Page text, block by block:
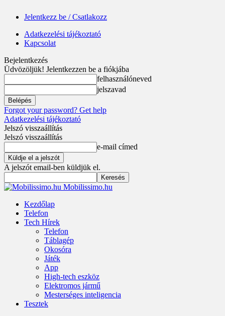
Jelentkezz be / Csatlakozz
Adatkezelési tájékoztató
Kapcsolat
Bejelentkezés
Üdvözöljük! Jelentkezzen be a fiókjába
felhasználóneved
jelszavad
Forgot your password? Get help
Adatkezelési tájékoztató
Jelszó visszaállítás
Jelszó visszaállítás
e-mail címed
A jelszót email-ben küldjük el.
Mobilissimo.hu
Kezdőlap
Telefon
Tech Hírek
Telefon
Táblagép
Okosóra
Játék
App
High-tech eszköz
Elektromos jármű
Mesterséges inteligencia
Tesztek